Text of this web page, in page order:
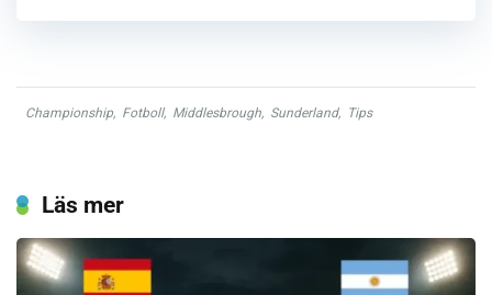
Championship, Fotboll, Middlesbrough, Sunderland, Tips
Läs mer